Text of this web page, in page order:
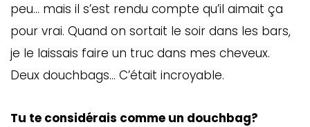
peu… mais il s’est rendu compte qu’il aimait ça
pour vrai. Quand on sortait le soir dans les bars,
je le laissais faire un truc dans mes cheveux.
Deux douchbags… C’était incroyable.
Tu te considérais comme un douchbag?